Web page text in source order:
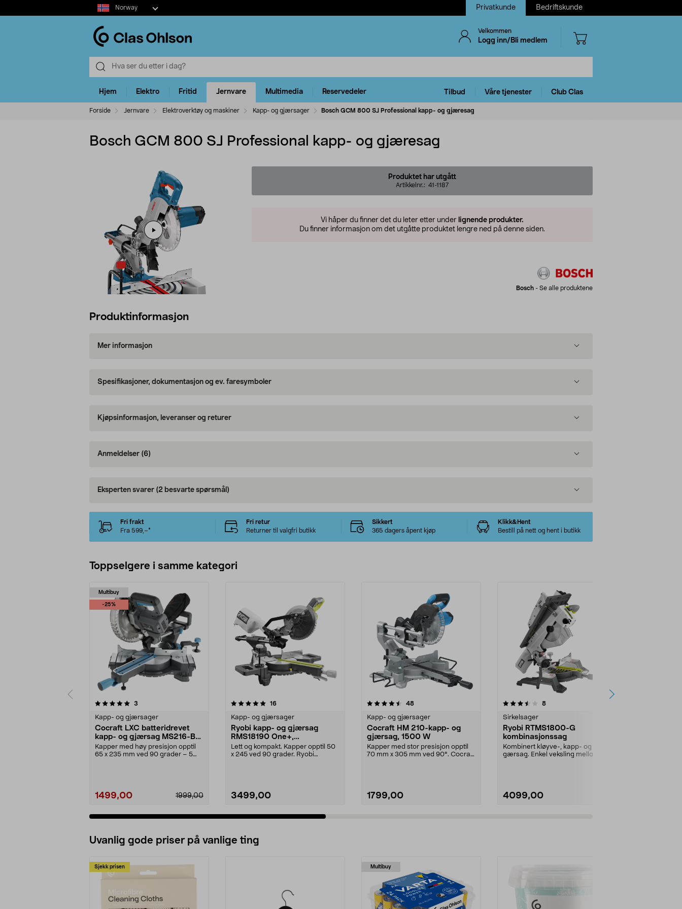
Select
market
Norway Privatkunde Bedriftskunde
Velkommen
Logg inn/Bli medlem
Hjem Elektro Fritid Jernvare Multimedia Reservedeler Tilbud Våre tjenester Club Clas
Forside Jernvare Elektroverktøy og maskiner Kapp- og gjærsager Bosch GCM 800 SJ Professional kapp- og gjæresag
Bosch GCM 800 SJ Professional kapp- og gjæresag
Produktet har utgått
Artikkelnr.: 41-1187
Vi håper du finner det du leter etter under lignende produkter.
Du finner informasjon om det utgåtte produktet lengre ned på denne siden.
Bosch - Se alle produktene
Produktinformasjon
Mer informasjon
Spesifikasjoner, dokumentasjon og ev. faresymboler
Kjøpsinformasjon, leveranser og returer
Anmeldelser (6)
Eksperten svarer (2 besvarte spørsmål)
Fri frakt
Fra 599,–*
Fri retur
Returner til valgfri butikk
Sikkert
365 dagers åpent kjøp
Klikk&Hent
Bestill på nett og hent i butikk
Toppselgere i samme kategori
Multibuy
-25%
3
Kapp- og gjærsager
Cocraft LXC batteridrevet
kapp- og gjærsag MS216-BL
18 V
Kapper med høy presisjon opptil
65 x 235 mm ved 90 grader – 5
1499,00 1999,00
5.0 av 5 stjerner 16anmeldelser
Kapp- og gjærsager
Ryobi kapp- og gjærsag
RMS18190 One+,
batteridrevet
Lett og kompakt. Kapper opptil 50
x 245 ved 90 grader. Ryobi
3499,00
4.5 av 5 stjerner 48anmeldelser
Kapp- og gjærsager
Cocraft HM 210-kapp- og
gjærsag, 1500 W
Kapper med stor presisjon opptil
70 mm x 305 mm ved 90°. Cocraft
1799,00
3.5 av 5 stjerner 8anmeldelser
Sirkelsager
Ryobi RTMS1800-G
kombinasjonssag
Kombinert kløyve-, kapp- og
gærsag. Enkel veksling mellom
4099,00
5.0 av 5 stjerner
Uvanlig gode priser på vanlige ting
Sjekk prisen Multibuy